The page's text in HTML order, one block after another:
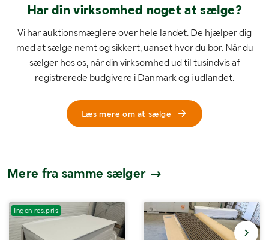
Har din virksomhed noget at sælge?
Vi har auktionsmæglere over hele landet. De hjælper dig
med at sælge nemt og sikkert, uanset hvor du bor. Når du
sælger hos os, når din virksomhed ud til tusindvis af
registrerede budgivere i Danmark og i udlandet.
Læs mere om at sælge
Mere fra samme sælger
Ingen res.pris